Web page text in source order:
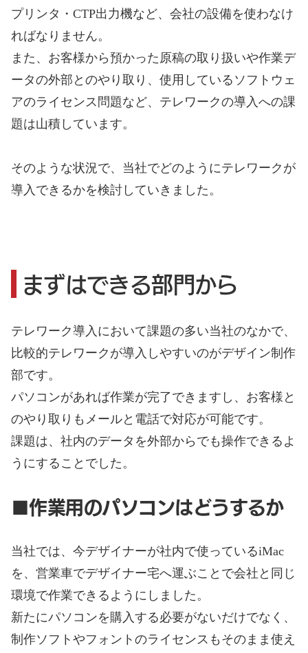
プリンタ・CTP出力機など、会社の設備を使わなけ
ればなりません。
また、お客様から預かった原稿の取り扱いや作業デ
ータの外部とのやり取り、使用しているソフトウェ
アのライセンス問題など、テレワークの導入への課
題は山積しています。
そのような状況で、当社でどのようにテレワークが
導入できるかを検討していきました。
まずはできる部門から
テレワーク導入において課題の多い当社のなかで、
比較的テレワークが導入しやすいのがデザイン制作
部です。
パソコンがあれば作業が完了できますし、お客様と
のやり取りもメールと電話で対応が可能です。
課題は、社内のデータを外部からでも操作できるよ
うにすることでした。
■作業用のパソコンはどうするか
当社では、今デザイナーが社内で使っているiMac
を、営業車でデザイナー宅へ運ぶことで会社と同じ
環境で作業できるようにしました。
新たにパソコンを購入する必要がないだけでなく、
制作ソフトやフォントのライセンスもそのまま使え